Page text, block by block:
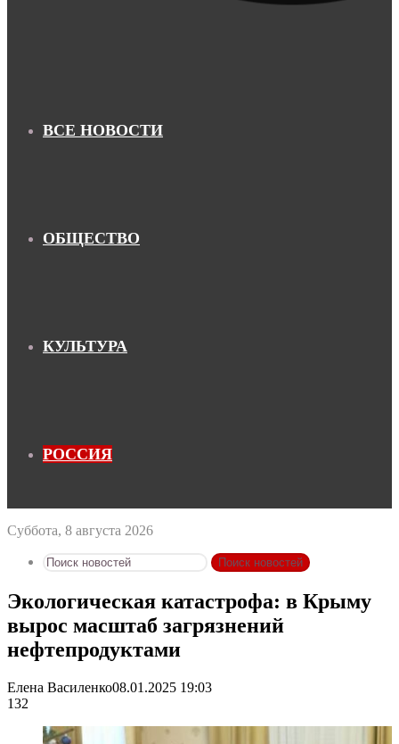
ВСЕ НОВОСТИ
ОБЩЕСТВО
КУЛЬТУРА
РОССИЯ
Суббота, 8 августа 2026
Поиск новостей
Экологическая катастрофа: в Крыму
вырос масштаб загрязнений
нефтепродуктами
Елена Василенко08.01.2025 19:03
132